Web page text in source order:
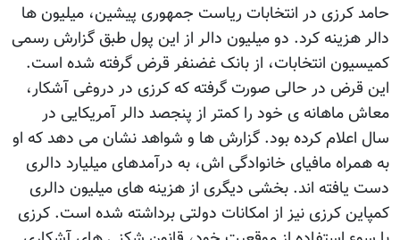
حامد کرزی در انتخابات رياست جمهوری پيشین، ميليون ها
دالر هزينه کرد. دو ميليون دالر از اين پول طبق گزارش رسمی
کميسیون انتخابات، از بانک غضنفر قرض گرفته شده است.
اين قرض در حالی صورت گرفته که کرزی در دروغی آشکار،
معاش ماهانه ی خود را کمتر از پنجصد دالر آمريکایی در
سال اعلام کرده بود. گزارش ها و شواهد نشان می دهد که او
به همراه مافیای خانوادگی اش، به درآمدهای ميليارد دالری
دست یافته اند. بخشی ديگری از هزينه های ميليون دالری
کمپاين کرزی نيز از امکانات دولتی برداشته شده است. کرزی